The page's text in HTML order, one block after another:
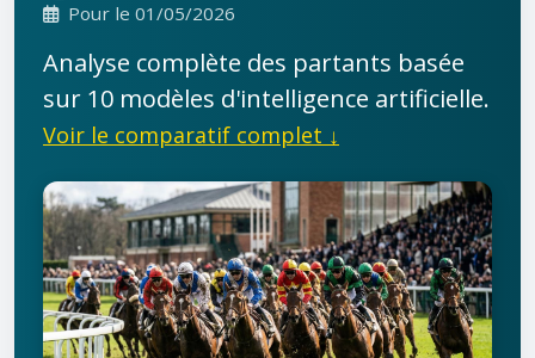
Pour le 01/05/2026
Analyse complète des partants basée
sur 10 modèles d'intelligence artificielle.
Voir le comparatif complet ↓